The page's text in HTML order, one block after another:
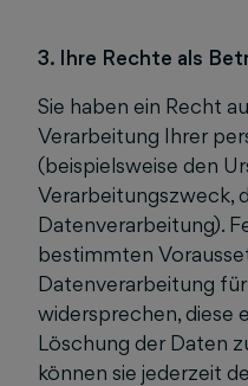
3. Ihre Rechte als
Sie haben ein Recht
Verarbeitung Ihrer
(beispielsweise den
Verarbeitungszweck,
Datenverarbeitung).
bestimmten
Datenverarbeitung
widersprechen, diese
Löschung der Daten
können sie jederzeit